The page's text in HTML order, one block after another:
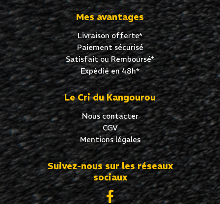
Mes avantages
Livraison offerte*
Paiement sécurisé
Satisfait ou Remboursé*
Expédié en 48h*
Le Cri du Kangourou
Nous contacter
CGV
Mentions légales
Suivez-nous sur les réseaux
sociaux